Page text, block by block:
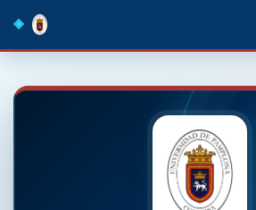
navigation